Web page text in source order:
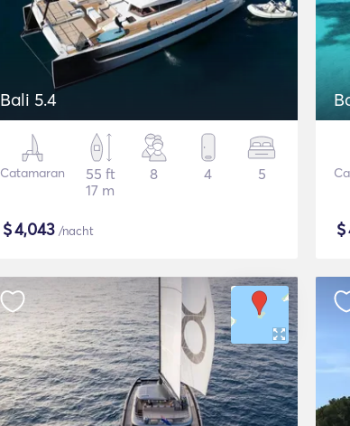
Bali 5.4
Catamaran
55 ft
17 m
8 4 5
$4,043 /nacht $